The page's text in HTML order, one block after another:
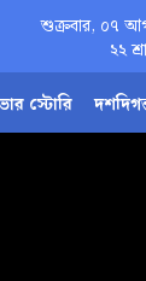
শুক্রবার, ০৭
২২
স্টোরি